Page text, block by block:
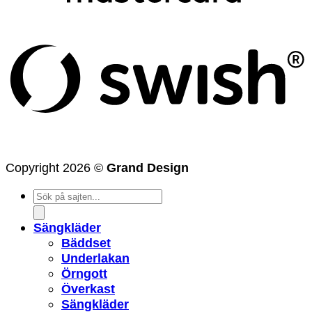
Copyright 2026 © Grand Design
Products
search
Sängkläder
Bäddset
Underlakan
Örngott
Överkast
Sängkläder